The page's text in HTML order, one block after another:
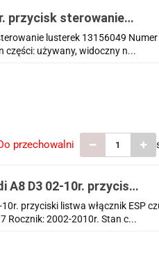
przycisk sterowanie
lusterek 13156049
części: używany, widoczny n...
przechowalni
A8 D3 02-10r. przyciski
przyciski listwa włącznik ESP
Rocznik: 2002-2010r. Stan c...